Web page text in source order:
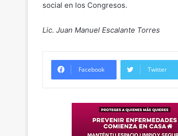
social en los Congresos.
Lic. Juan Manuel Escalante Torres
Facebook Twitter